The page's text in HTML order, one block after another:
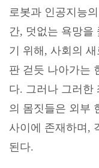
로봇과 인공지능
간, 덧없는 욕망을
기 위해 , 사회의
판 걷듯 나아가는
다. 그러나 그러한
의 몸짓들은 외부
사이에 존재하며 ,
된다.